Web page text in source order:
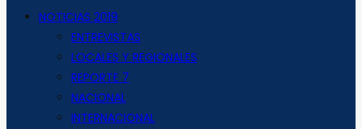
NOTICIAS 2019
ENTREVISTAS
LOCALES Y REGIONALES
REPORTE 7
NACIONAL
INTERNACIONAL